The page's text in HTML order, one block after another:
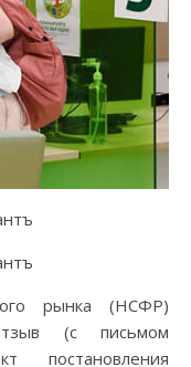
рынка (НСФР)
(с письмом
постановления